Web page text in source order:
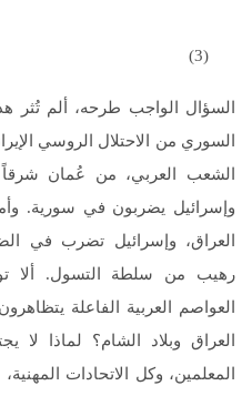
(3)
السؤال الواجب طرحه، ألم تُثر
السوري من الاحتلال الروسي
الشعب العربي، من عُمان شرقاً
وإسرائيل يضربون في سورية.
العراق، وإسرائيل تضرب في
رهيب من سلطة التسول. ألا
العواصم العربية الفاعلة
العراق وبلاد الشام؟ لماذا لا
المعلمين، وكل الاتحادات